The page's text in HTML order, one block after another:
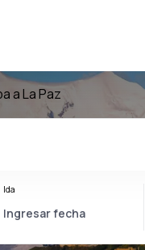
a La Paz
Ida